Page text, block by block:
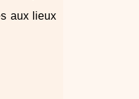
aux lieux